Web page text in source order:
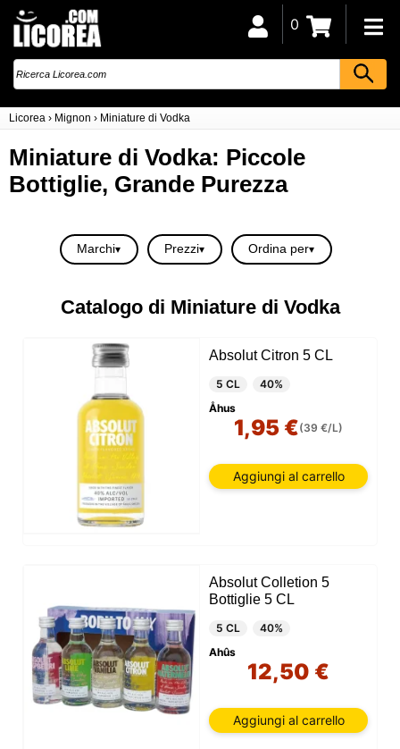
Licorea › Mignon › Miniature di Vodka
0
Miniature di Vodka: Piccole
Bottiglie, Grande Purezza
Marchi Prezzi Ordina per
Catalogo di Miniature di Vodka
Absolut Citron 5 CL
5 CL
40%
Åhus
1,95 €(39 €/L)
Aggiungi al carrello
Absolut Colletion 5
Bottiglie 5 CL
5 CL
40%
Ahûs
12,50 €
Aggiungi al carrello